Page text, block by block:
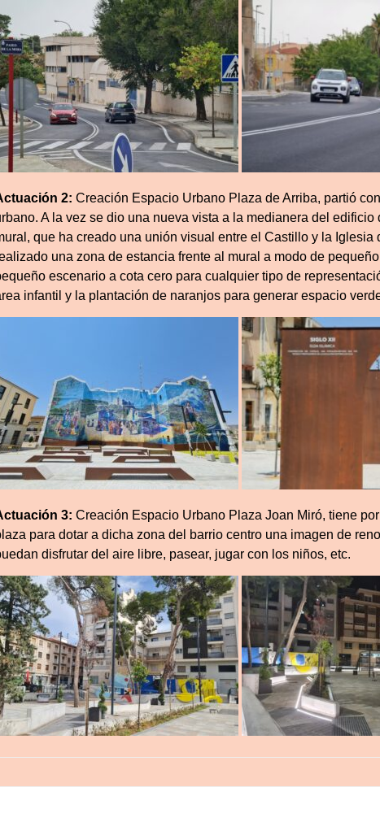
2: Creación Espacio Urbano Plaza de Arriba, partió
A la vez se dio una nueva vista a la medianera del
que ha creado una unión visual entre el Castillo y la Iglesia
una zona de estancia frente al mural a modo de
escenario a cota cero para cualquier tipo de
infantil y la plantación de naranjos para generar espacio
3: Creación Espacio Urbano Plaza Joan Miró, tiene
para dotar a dicha zona del barrio centro una imagen de
disfrutar del aire libre, pasear, jugar con los niños, etc.